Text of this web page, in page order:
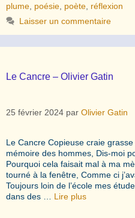
plume poésie poète réflexion
Laisser un commentaire
Le Cancre – Olivier Gatin
25 février 2024 par Olivier Gatin
Le Cancre Copieuse craie
mémoire des hommes, Dis-moi
Pourquoi cela faisait mal à ma
tourné à la fenêtre, Comme ci
Toujours loin de l’école mes
dans des … Lire plus